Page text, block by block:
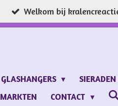
Welkom bij
GLASHANGERS
MARKTEN CONTACT